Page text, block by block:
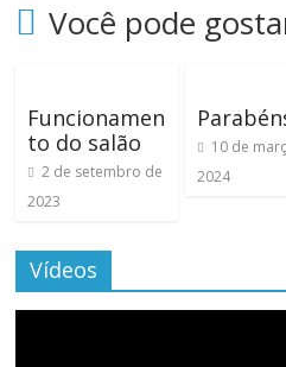
Você pode
Funcionamen
to do salão
2 de setembro de
2023
10 de
2024
Vídeos